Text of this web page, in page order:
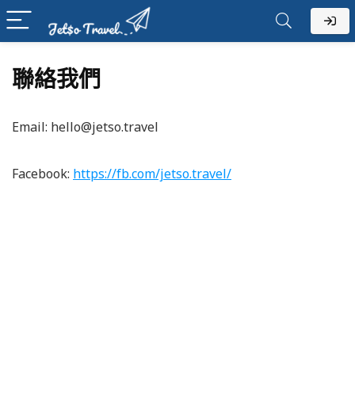
聯絡我們
Email: hello@jetso.travel
Facebook: https://fb.com/jetso.travel/